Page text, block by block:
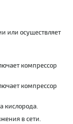
или осуществляет
компрессор
компрессор
кислорода.
в сети.